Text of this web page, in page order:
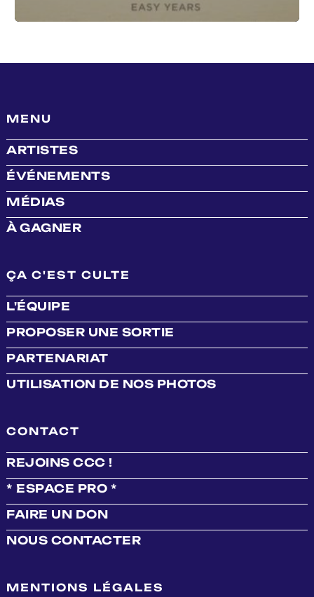
MENU
ARTISTES
ÉVÉNEMENTS
MÉDIAS
À GAGNER
ÇA C'EST CULTE
L'ÉQUIPE
PROPOSER UNE SORTIE
PARTENARIAT
UTILISATION DE NOS PHOTOS
CONTACT
REJOINS CCC !
* ESPACE PRO *
FAIRE UN DON
NOUS CONTACTER
MENTIONS LÉGALES